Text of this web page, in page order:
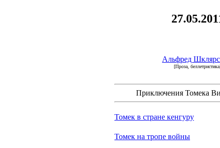
Альфред
[Проза,
Приключения Томека
Томек в стране кенгуру
Томек на тропе войны